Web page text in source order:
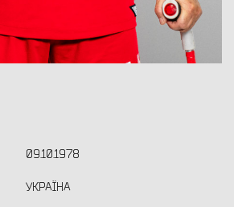
09.10.1978
УКРАЇНА